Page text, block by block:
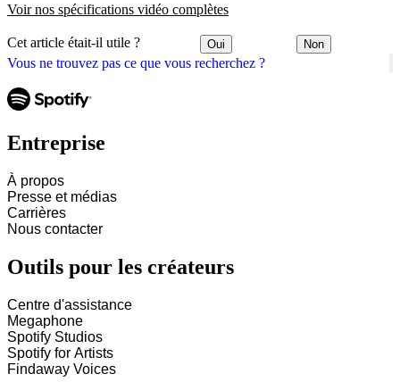
Vous ne trouvez pas ce que vous recherchez ?
Voir nos spécifications vidéo complètes
Cet article était-il utile ? Oui Non
Entreprise
À propos
Presse et médias
Carrières
Nous contacter
Outils pour les créateurs
Centre d'assistance
Megaphone
Spotify Studios
Spotify for Artists
Findaway Voices